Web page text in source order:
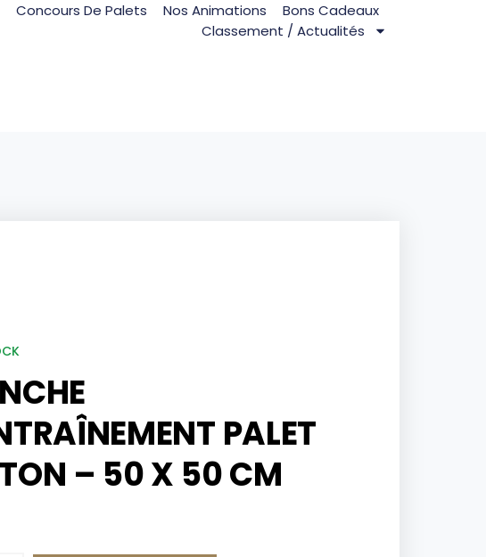
Concours De Palets Nos Animations
Bons Cadeaux
Classement / Actualités
PALET
– 50 X 50 CM